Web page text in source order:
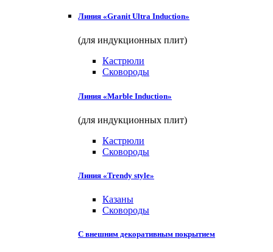
Линия «Granit Ultra Induction»
(для индукционных плит)
Кастрюли
Сковороды
Линия «Marble Induction»
(для индукционных плит)
Кастрюли
Сковороды
Линия «Trendy style»
Казаны
Сковороды
С внешним декоративным покрытием